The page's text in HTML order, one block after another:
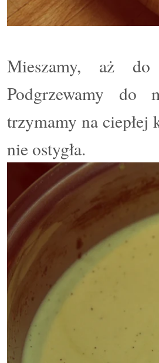
Mieszamy, aż do
Podgrzewamy do
trzymamy na ciepłej
nie ostygła.